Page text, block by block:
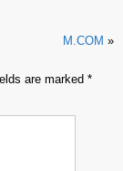
M.COM »
are marked *